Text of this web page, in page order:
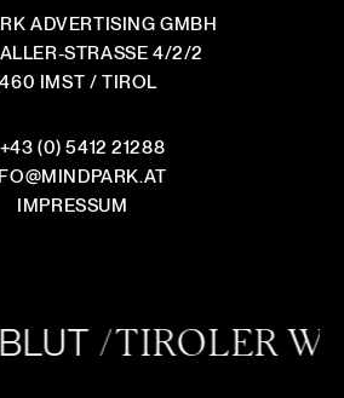
GENAU AB?
WIRKLICH
TEMPLATES UND WO
BLATT AUS DESIGNT?
ODER
ADVERTISING GMBH
STRASSE 4/2/2
IMST / TIROL
+43 (0) 5412 21288
@MINDPARK.AT
IMPRESSUM
/TIROLER